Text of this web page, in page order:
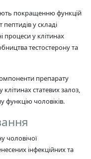
покращенню функцій
у складі
процеси у клітинах
тестостерону та
препарату
статевих залоз,
функцію чоловіків.
чоловічої
інфекційних та